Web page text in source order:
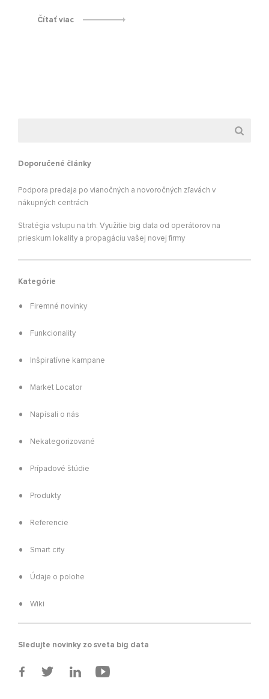
Čítať viac
Doporučené články
Podpora predaja po vianočných a novoročných zľavách v
nákupných centrách
Stratégia vstupu na trh: Využitie big data od operátorov na
prieskum lokality a propagáciu vašej novej firmy
Kategórie
Firemné novinky
Funkcionality
Inšpiratívne kampane
Market Locator
Napísali o nás
Nekategorizované
Prípadové štúdie
Produkty
Referencie
Smart city
Údaje o polohe
Wiki
Sledujte novinky zo sveta big data